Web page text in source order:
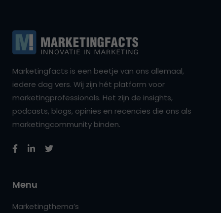
Marketingfacts is een beetje van ons allemaal,
iedere dag vers. Wij zijn hét platform voor
marketingprofessionals. Het zijn de insights,
podcasts, blogs, opinies en recencies die ons als
marketingcommunity binden.
Menu
Marketingthema’s